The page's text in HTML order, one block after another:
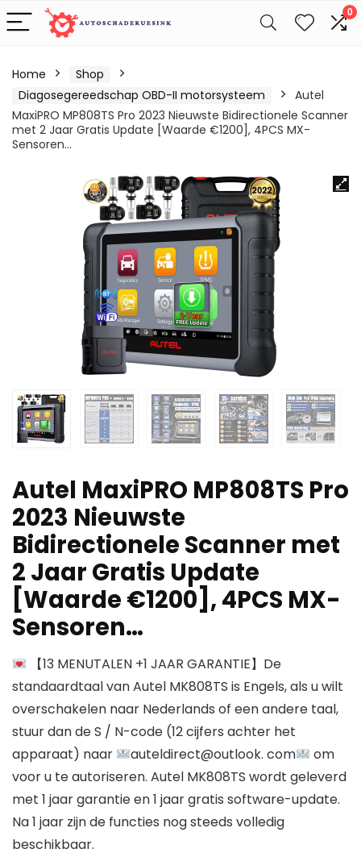
0
Home
Shop
Diagosegereedschap OBD-II motorsysteem
Autel
MaxiPRO MP808TS Pro 2023 Nieuwste Bidirectionele Scanner
met 2 Jaar Gratis Update [Waarde €1200], 4PCS MX-
Sensoren…
Autel MaxiPRO MP808TS Pro
2023 Nieuwste
Bidirectionele Scanner met
2 Jaar Gratis Update
[Waarde €1200], 4PCS MX-
Sensoren…
【13 MENUTALEN +1 JAAR GARANTIE】De
standaardtaal van Autel MK808TS is Engels, als u wilt
overschakelen naar Nederlands of een andere taal,
stuur dan de S / N-code (12 cijfers achter het
apparaat) naar
auteldirect@outlook. com
om
voor u te autoriseren. Autel MK808TS wordt geleverd
met 1 jaar garantie en 1 jaar gratis software-update.
Na 1 jaar zijn de functies nog steeds volledig
beschikbaar.